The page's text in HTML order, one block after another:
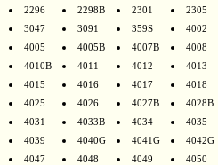
2296 2298B 2301 2305
3047 3091 359S 4002
4005 4005B 4007B 4008
4010B 4011 4012 4013
4015 4016 4017 4018
4025 4026 4027B 4028B
4031 4033B 4034 4035
4039 4040G 4041G 4042G
4047 4048 4049 4050